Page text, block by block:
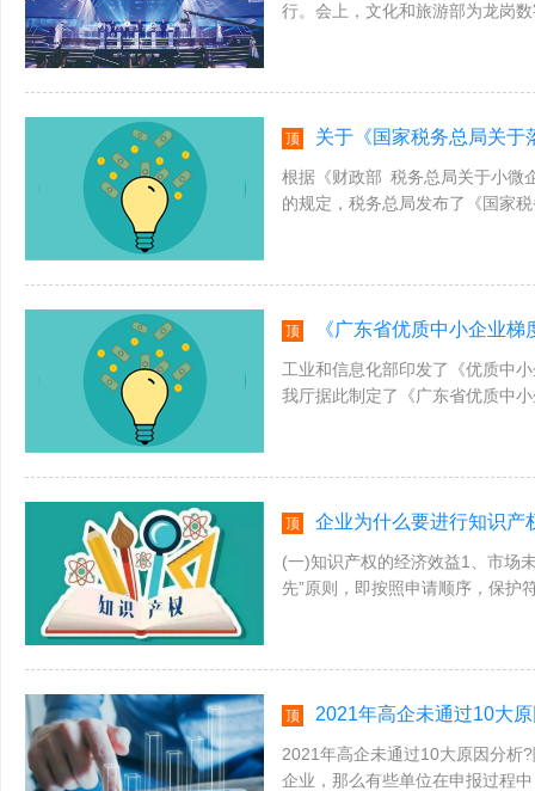
行。会上，文化和旅游部为龙岗
顶 关于《国家税务总局关于落实支
根据《财政部 税务总局关于小微
的规定，税务总局发布了《国家
顶 《广东省优质中小企业
工业和信息化部印发了《优质中
我厅据此制定了《广东省优质中
顶 企业为什么要进行知识产
(一)知识产权的经济效益1、市场
先”原则，即按照申请顺序，保护
顶 2021年高企未通过10大
2021年高企未通过10大原因分析
企业，那么有些单位在申报过程